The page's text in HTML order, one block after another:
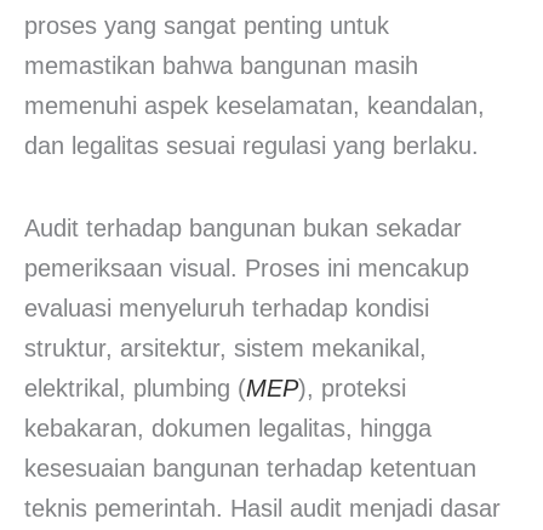
proses yang sangat penting untuk
memastikan bahwa bangunan masih
memenuhi aspek keselamatan, keandalan,
dan legalitas sesuai regulasi yang berlaku.
Audit terhadap bangunan bukan sekadar
pemeriksaan visual. Proses ini mencakup
evaluasi menyeluruh terhadap kondisi
struktur, arsitektur, sistem mekanikal,
elektrikal, plumbing (MEP), proteksi
kebakaran, dokumen legalitas, hingga
kesesuaian bangunan terhadap ketentuan
teknis pemerintah. Hasil audit menjadi dasar